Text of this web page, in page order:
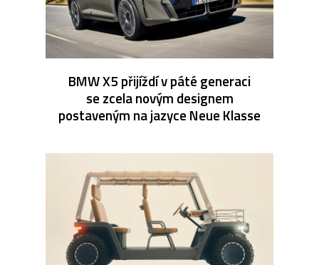
BMW X5 přijíždí v páté generaci
se zcela novým designem
postaveným na jazyce Neue Klasse